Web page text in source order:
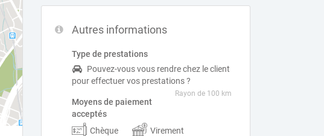
Autres informations
Type de prestations
Pouvez-vous vous rendre chez le client
pour effectuer vos prestations ?
Rayon de 100 km
Moyens de paiement
acceptés
Chèque
Virement